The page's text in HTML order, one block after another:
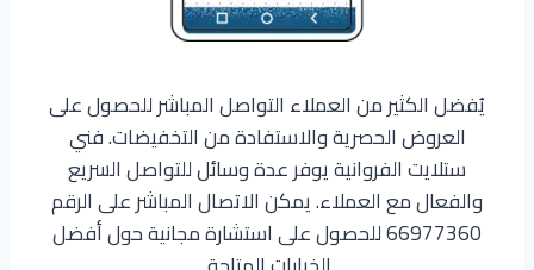
يُفضل الكثير من العملاء التواصل المباشر للحصول على
العروض الحصرية والاستفادة من التخفيضات. فني
ستلايت الفروانية يوفر عدة وسائل للتواصل السريع
والفعال مع العملاء. يمكن الاتصال المباشر على الرقم
66977360 للحصول على استشارة مجانية حول أفضل